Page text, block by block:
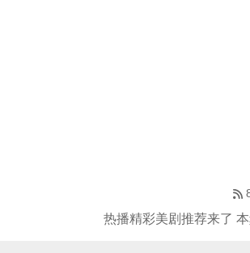
热播精彩美剧推荐来了